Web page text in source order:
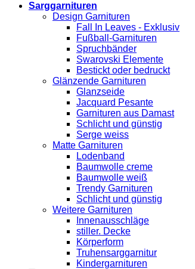
Sarggarnituren
Design Garnituren
Fall In Leaves - Exklusiv
Fußball-Garnituren
Spruchbänder
Swarovski Elemente
Bestickt oder bedruckt
Glänzende Garnituren
Glanzseide
Jacquard Pesante
Garnituren aus Damast
Schlicht und günstig
Serge weiss
Matte Garnituren
Lodenband
Baumwolle creme
Baumwolle weiß
Trendy Garnituren
Schlicht und günstig
Weitere Garnituren
Innenausschläge
stiller. Decke
Körperform
Truhensarggarnitur
Kindergarnituren